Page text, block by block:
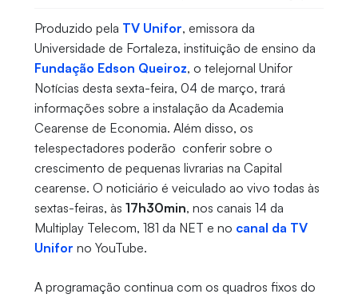
Produzido pela TV Unifor, emissora da
Universidade de Fortaleza, instituição de ensino da
Fundação Edson Queiroz, o telejornal Unifor
Notícias desta sexta-feira, 04 de março, trará
informações sobre a instalação da Academia
Cearense de Economia. Além disso, os
telespectadores poderão conferir sobre o
crescimento de pequenas livrarias na Capital
cearense. O noticiário é veiculado ao vivo todas às
sextas-feiras, às 17h30min, nos canais 14 da
Multiplay Telecom, 181 da NET e no canal da TV
Unifor no YouTube.
A programação continua com os quadros fixos do